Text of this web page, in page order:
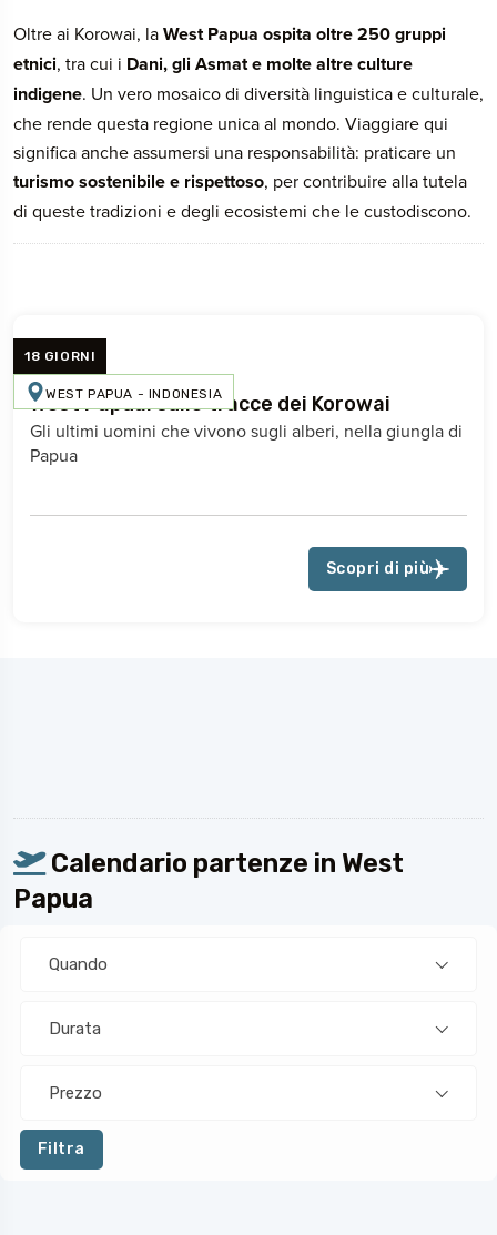
Oltre ai Korowai, laWest Papua ospita oltre 250 gruppi
etnici, tra cui i Dani, gli Asmat e molte altre culture
indigene. Un vero mosaico di diversità linguistica e culturale,
che rende questa regione unica al mondo. Viaggiare qui
significa anche assumersi una responsabilità: praticare un
turismo sostenibile e rispettoso, per contribuire alla tutela
di queste tradizioni e degli ecosistemi che le custodiscono.
18 GIORNI
WEST PAPUA - INDONESIA
West Papua: sulle tracce dei Korowai
Gli ultimi uomini che vivono sugli alberi, nella giungla di
Papua
Scopri di più
Calendario partenze in West
Papua
Quando
Durata
Prezzo
Filtra